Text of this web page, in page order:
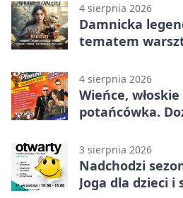
4 sierpnia 2026
Damnicka
tematem
4 sierpnia 2026
Wieńce,
potańcówka.
3 sierpnia 2026
Nadchodzi
Joga dla dzieci